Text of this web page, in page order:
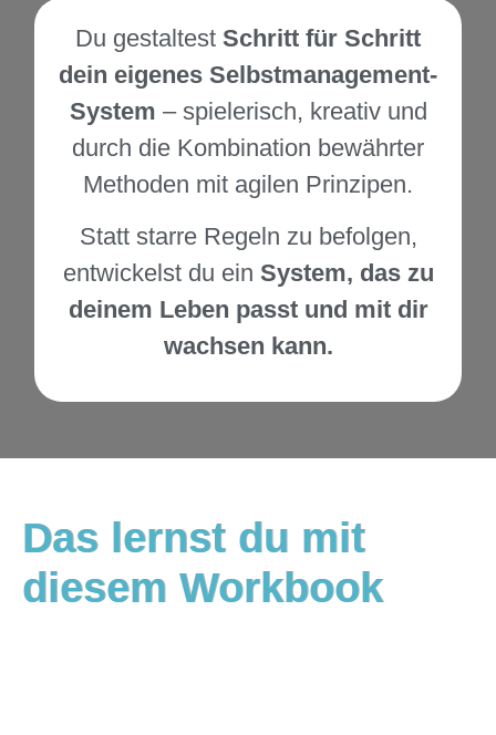
Du gestaltest Schritt für Schritt
dein eigenes Selbstmanagement-
System – spielerisch, kreativ und
durch die Kombination bewährter
Methoden mit agilen Prinzipen.
Statt starre Regeln zu befolgen,
entwickelst du ein System, das zu
deinem Leben passt und mit dir
wachsen kann.
Das lernst du mit
diesem Workbook